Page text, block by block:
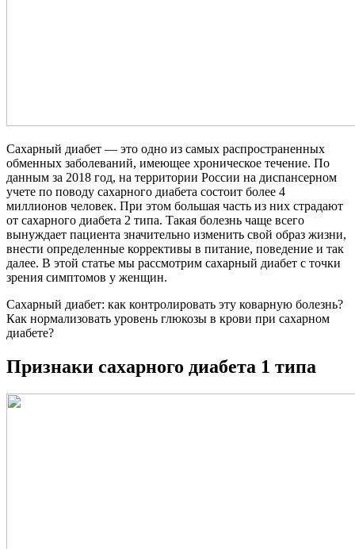
Сахарный диабет — это одно из самых распространенных
обменных заболеваний, имеющее хроническое течение. По
данным за 2018 год, на территории России на диспансерном
учете по поводу сахарного диабета состоит более 4
миллионов человек. При этом большая часть из них страдают
от сахарного диабета 2 типа. Такая болезнь чаще всего
вынуждает пациента значительно изменить свой образ жизни,
внести определенные коррективы в питание, поведение и так
далее. В этой статье мы рассмотрим сахарный диабет с точки
зрения симптомов у женщин.
Сахарный диабет: как контролировать эту коварную болезнь?
Как нормализовать уровень глюкозы в крови при сахарном
диабете?
Признаки сахарного диабета 1 типа